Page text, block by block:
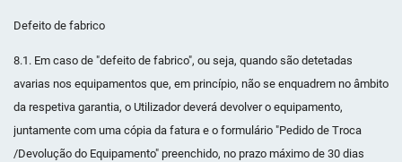
Defeito de fabrico
8.1. Em caso de "defeito de fabrico", ou seja, quando são detetadas
avarias nos equipamentos que, em princípio, não se enquadrem no âmbito
da respetiva garantia, o Utilizador deverá devolver o equipamento,
juntamente com uma cópia da fatura e o formulário "Pedido de Troca
/Devolução do Equipamento" preenchido, no prazo máximo de 30 dias